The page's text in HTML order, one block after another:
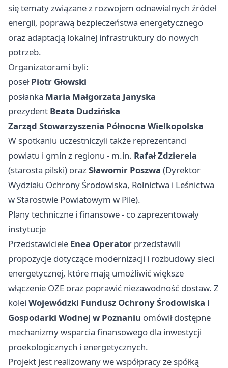
się tematy związane z rozwojem odnawialnych źródeł
energii, poprawą bezpieczeństwa energetycznego
oraz adaptacją lokalnej infrastruktury do nowych
potrzeb.
Organizatorami byli:
posełPiotr Głowski
posłanka Maria Małgorzata Janyska
prezydent Beata Dudzińska
Zarząd Stowarzyszenia Północna Wielkopolska
W spotkaniu uczestniczyli także reprezentanci
powiatu i gmin z regionu - m.in. Rafał Zdzierela
(starosta pilski) orazSławomir Poszwa (Dyrektor
Wydziału Ochrony Środowiska, Rolnictwa i Leśnictwa
w Starostwie Powiatowym w Pile).
Plany techniczne i finansowe - co zaprezentowały
instytucje
Przedstawiciele Enea Operator przedstawili
propozycje dotyczące modernizacji i rozbudowy sieci
energetycznej, które mają umożliwić większe
włączenie OZE oraz poprawić niezawodność dostaw. Z
kolei Wojewódzki Fundusz Ochrony Środowiska i
Gospodarki Wodnej w Poznaniu omówił dostępne
mechanizmy wsparcia finansowego dla inwestycji
proekologicznych i energetycznych.
Projekt jest realizowany we współpracy ze spółką